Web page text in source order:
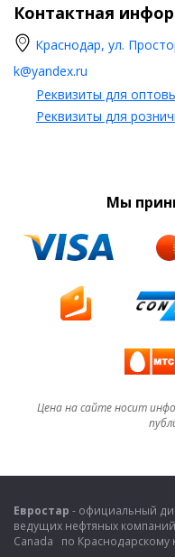
Контактная
Краснодар, ул.
k@yandex.ru
Реквизиты для
Реквизиты для
Мы
Цена на сайте носит
Евростар - официальный
ведущих нефтяных
Canada по Краснодарскому